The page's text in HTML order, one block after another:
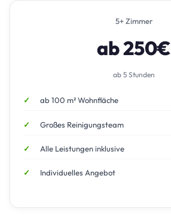
5+ Zimmer
ab 250€
ab 5 Stunden
ab 100 m² Wohnfläche
Großes Reinigungsteam
Alle Leistungen inklusive
Individuelles Angebot